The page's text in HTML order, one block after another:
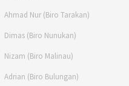
Ahmad Nur (Biro Tarakan)
Dimas (Biro Nunukan)
Nizam (Biro Malinau)
Adrian (Biro Bulungan)